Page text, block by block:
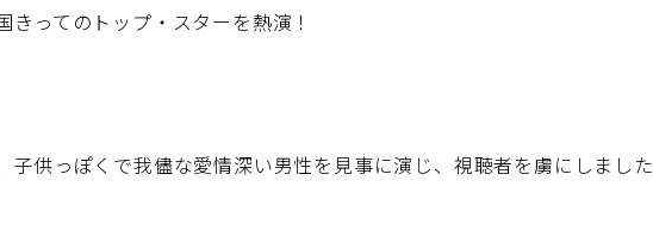
きってのトップ・スターを熱演！
子供っぽくで我儘な愛情深い男性を見事に演じ、視聴者を虜にしました